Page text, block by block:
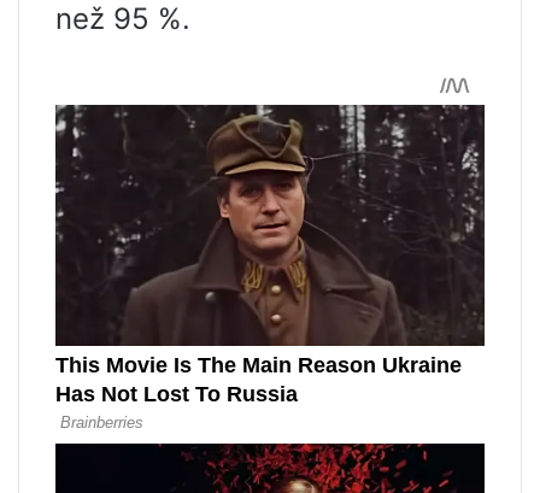
než 95 %.